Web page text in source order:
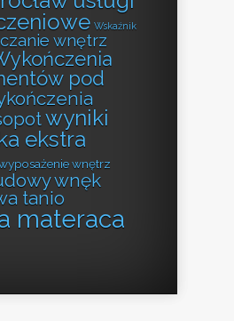
Wskaźnik
wnętrz
pod
wyniki
ekstra
wnętrz
wnęk
tanio
materaca